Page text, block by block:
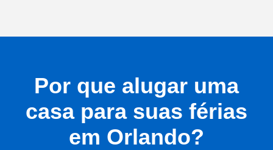
Por que alugar uma
casa para suas férias
em Orlando?